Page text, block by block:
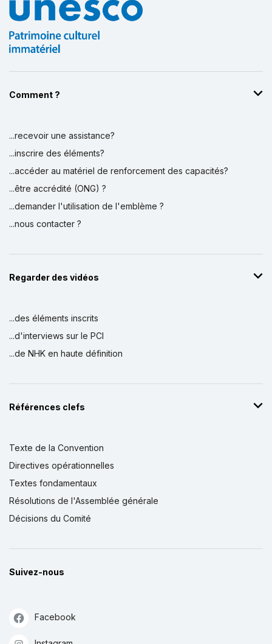
Comment ?
...recevoir une assistance?
...inscrire des éléments?
...accéder au matériel de renforcement des capacités?
...être accrédité (ONG) ?
...demander l'utilisation de l'emblème ?
...nous contacter ?
Regarder des vidéos
...des éléments inscrits
...d'interviews sur le PCI
...de NHK en haute définition
Références clefs
Texte de la Convention
Directives opérationnelles
Textes fondamentaux
Résolutions de l'Assemblée générale
Décisions du Comité
Suivez-nous
Facebook